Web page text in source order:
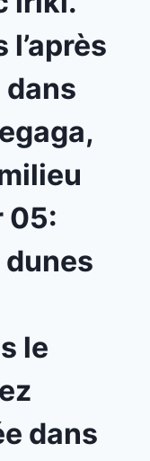
dans
05:
dunes
le
dans